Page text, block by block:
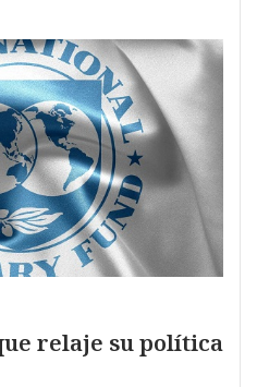
relaje su política